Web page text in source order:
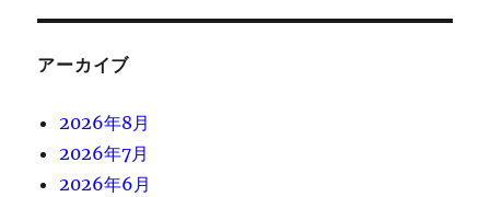
アーカイブ
2026年8月
2026年7月
2026年6月